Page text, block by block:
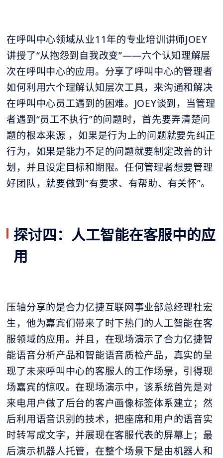
在呼叫中心领域从业11年的专业培训讲师JOEY
讲授了“从抱怨到自我改变”——六个认知理解层
次在呼叫中心的应用。分享了呼叫中心的管理者
如何利用六个理解认知层次工具，来沟通和解决
在呼叫中心员工遇到的困难。JOEY谈到，当管理
者遇到“员工不执行”的问题时，首先要弄清楚问
题的根本来源 ，如果是行为上的问题就要先纠正
行为，如果是能力不足的问题就要制定改善的计
划，并且设定目标和期限。任何管理者想要管理
好团队，就要做到“有要求、有帮助、有关怀”。
探讨四：人工智能在客服中的应
用
压轴分享的是合力亿捷互联网事业部总经理杜宏
生，他为嘉宾们带来了时下热门的人工智能在客
服领域的应用。并且，在现场演示了合力亿捷智
能语音分析产品和智能语音质检产品，真实的呈
现了未来呼叫中心的客服人的工作场景，引得现
场嘉宾的惊叹。在现场演示中，该系统首先是对
来电用户做了后台的客户画像标签体系建立；然
后利用语音识别的技术，把座席和用户的语音实
时转写成文字，并展现在客服代表的屏幕上；最
后演示机器人托管，在整个场景下是由机器人和